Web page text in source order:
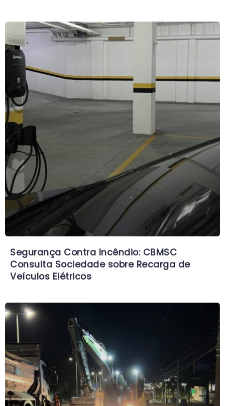
Segurança Contra Incêndio: CBMSC
Consulta Sociedade sobre Recarga de
Veículos Elétricos